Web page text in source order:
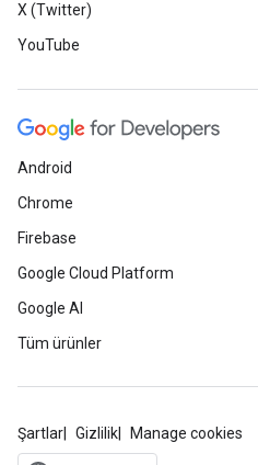
X (Twitter)
YouTube
Android
Chrome
Firebase
Google Cloud Platform
Google AI
Tüm ürünler
Şartlar Gizlilik Manage cookies